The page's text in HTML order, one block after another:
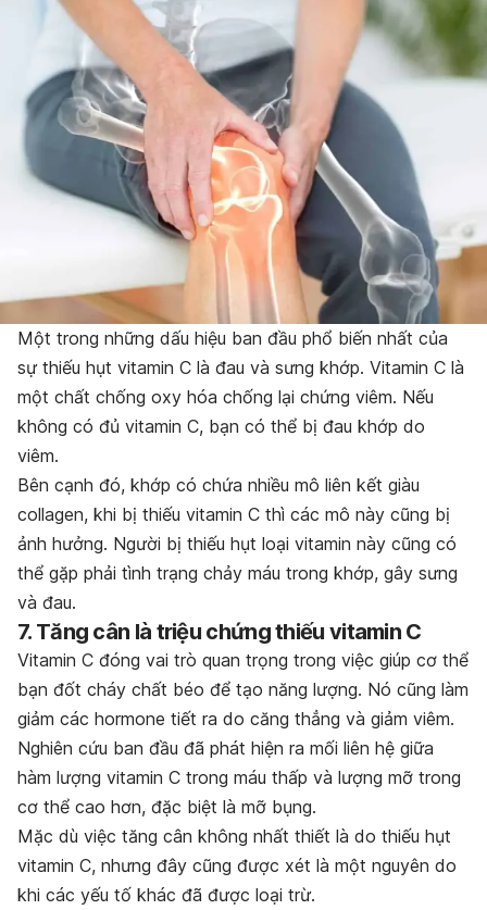
Một trong những dấu hiệu ban đầu phổ biến nhất của
sự thiếu hụt vitamin C là đau và sưng khớp. Vitamin C là
một chất chống oxy hóa chống lại chứng viêm. Nếu
không có đủ vitamin C, bạn có thể bị đau khớp do
viêm.
Bên cạnh đó, khớp có chứa nhiều mô liên kết giàu
collagen, khi bị thiếu vitamin C thì các mô này cũng bị
ảnh hưởng. Người bị thiếu hụt loại vitamin này cũng có
thể gặp phải tình trạng chảy máu trong khớp, gây sưng
và đau.
7. Tăng cân là triệu chứng thiếu vitamin C
Vitamin C đóng vai trò quan trọng trong việc giúp cơ thể
bạn đốt cháy chất béo để tạo năng lượng. Nó cũng làm
giảm các hormone tiết ra do căng thẳng và giảm viêm.
Nghiên cứu ban đầu đã phát hiện ra mối liên hệ giữa
hàm lượng vitamin C trong máu thấp và lượng mỡ trong
cơ thể cao hơn, đặc biệt là mỡ bụng.
Mặc dù việc tăng cân không nhất thiết là do thiếu hụt
vitamin C, nhưng đây cũng được xét là một nguyên do
khi các yếu tố khác đã được loại trừ.